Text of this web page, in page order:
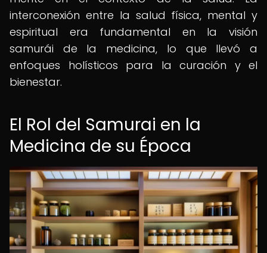
interconexión entre la salud física, mental y
espiritual era fundamental en la visión
samurái de la medicina, lo que llevó a
enfoques holísticos para la curación y el
bienestar.
El Rol del Samurai en la
Medicina de su Época